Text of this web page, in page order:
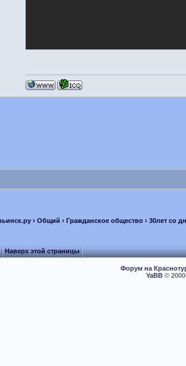
› Общий › Гражданское общество› 30лет со
Наверх этой страницы
Форум на
YaBB©